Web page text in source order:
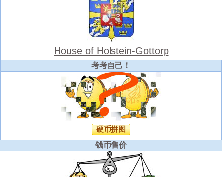
House of Holstein-Gottorp
考考自己！
硬币拼图
钱币售价